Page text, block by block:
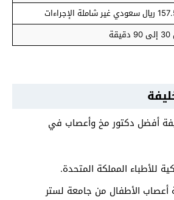
غير شاملة الإجراءات
أفضل دكتور مخ وأعصاب في
للأطباء المملكة المتحدة.
أعصاب الأطفال من جامعة لستر